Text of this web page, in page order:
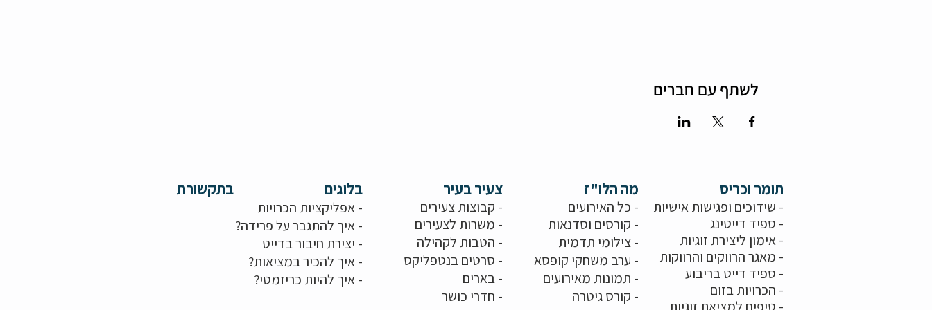
לשתף עם חברים
בתקשורת בלוגים
-אפליקציות הכרויות
-איך להתגבר על פרידה?
- יצירת חיבור בדייט
-איך להכיר במציאות?
-איך להיות כריזמטי?
צעיר בעיר
- קבוצות צעירים
- משרות לצעירים
- הטבות לקהילה
- סרטים בנטפליקס
- בארים
- חדרי כושר
מה הלו"ז
- כל האירועים
- קורסים וסדנאות
-צילומי תדמית
- ערב משחקי קופסא
- תמונות מאירועים
- קורס גיטרה
תומר וכריס
- שידוכים ופגישות אישיות
- ספיד דייטינג
-אימון ליצירת זוגיות
- מאגר הרווקים והרווקות
- ספיד דייט בריבוע
- הכרויות בזום